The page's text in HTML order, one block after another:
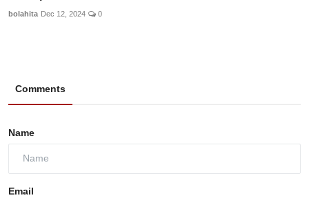
bolahita Dec 12, 2024 0
Comments
Name
Email